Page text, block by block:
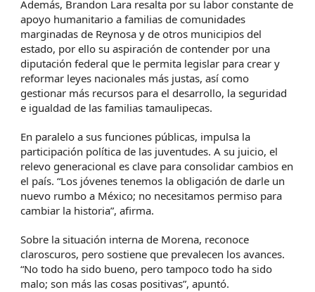
Además, Brandon Lara resalta por su labor constante de
apoyo humanitario a familias de comunidades
marginadas de Reynosa y de otros municipios del
estado, por ello su aspiración de contender por una
diputación federal que le permita legislar para crear y
reformar leyes nacionales más justas, así como
gestionar más recursos para el desarrollo, la seguridad
e igualdad de las familias tamaulipecas.
En paralelo a sus funciones públicas, impulsa la
participación política de las juventudes. A su juicio, el
relevo generacional es clave para consolidar cambios en
el país. “Los jóvenes tenemos la obligación de darle un
nuevo rumbo a México; no necesitamos permiso para
cambiar la historia”, afirma.
Sobre la situación interna de Morena, reconoce
claroscuros, pero sostiene que prevalecen los avances.
“No todo ha sido bueno, pero tampoco todo ha sido
malo; son más las cosas positivas”, apuntó.